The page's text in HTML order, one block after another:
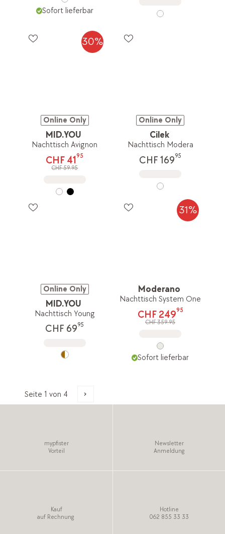
Sofort lieferbar
30%
Online Only
MID.YOU
Nachttisch Avignon
CHF 41 95
CHF 59.95
Online Only
Cilek
Nachttisch Modera
CHF 16995
Online Only
MID.YOU
Nachttisch Young
CHF 6995
31%
Moderano
Nachttisch System One
CHF 24995
CHF 359.95
Sofort lieferbar
mypfister
Vorteil
Newsletter
Anmeldung
Kauf
auf Rechnung
Hotline
062 855 33 33